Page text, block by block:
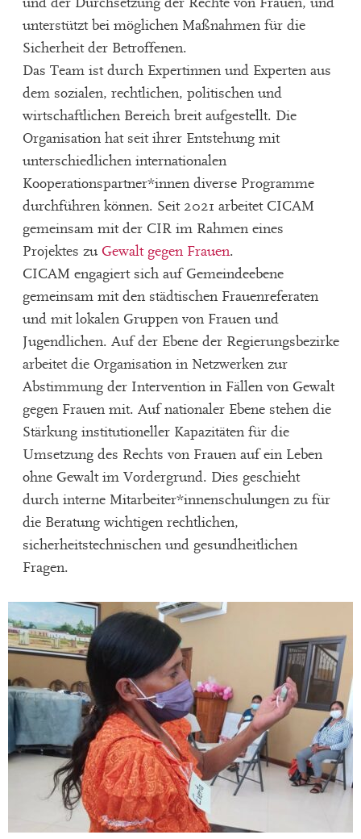
unterstützt bei möglichen Maßnahmen für die
Sicherheit der Betroffenen.
Das Team ist durch Expertinnen und Experten aus
dem sozialen, rechtlichen, politischen und
wirtschaftlichen Bereich breit aufgestellt. Die
Organisation hat seit ihrer Entstehung mit
unterschiedlichen internationalen
Kooperationspartner*innen diverse Programme
durchführen können. Seit 2021 arbeitet CICAM
gemeinsam mit der CIR im Rahmen eines
Projektes zuGewalt gegen Frauen.
CICAM engagiert sich auf Gemeindeebene
gemeinsam mit den städtischen Frauenreferaten
und mit lokalen Gruppen von Frauen und
Jugendlichen. Auf der Ebene der Regierungsbezirke
arbeitet die Organisation in Netzwerken zur
Abstimmung der Intervention in Fällen von Gewalt
gegen Frauen mit. Auf nationaler Ebene stehen die
Stärkung institutioneller Kapazitäten für die
Umsetzung des Rechts von Frauen auf ein Leben
ohne Gewalt im Vordergrund. Dies geschieht
durch interne Mitarbeiter*innenschulungen zu für
die Beratung wichtigen rechtlichen,
sicherheitstechnischen und gesundheitlichen
Fragen.